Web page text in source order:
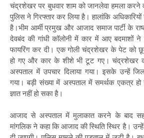
चंद्रशेखर पर बुधवार शाम को जानलेवा हमला करने
पुलिस ने गिरफ्तार कर लिया है। हालांकि
है।भीम आर्मी प्रमुख और आजाद समाज पार्टी के
देवबंद की गांधी कॉलोनी में कार में आए बदमाशों
फायरिंग कर दी। एक गोली चंद्रशेखर के पेट को
हो गए और कार के शीशे भी टूट गए। चंद्रशेखर
अस्पताल में उपचार दिलाया गया। इसके उन्हें
गया। बड़ी संख्या में अस्पताल में समर्थक एकत्र
ज्ञात नहीं हो सका है।
आजाद से अस्पताल में मुलाकात करने के बाद
मांगलिक ने कहा कि आजाद की स्थिति स्थिर है।